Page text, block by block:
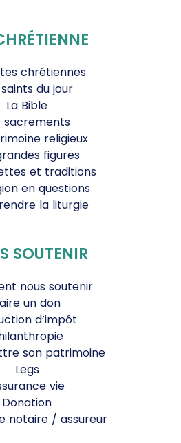
chrétiennes
saints du jour
La Bible
sacrements
religieux
figures
et traditions
en questions
la liturgie
SOUTENIR
nous soutenir
un don
d’impôt
son patrimoine
Legs
vie
Donation
notaire / assureur